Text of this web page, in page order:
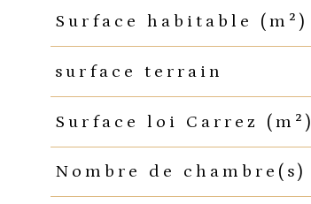
Surface habitable (m²)
surface terrain
Surface loi Carrez (m²)
Nombre de chambre(s)